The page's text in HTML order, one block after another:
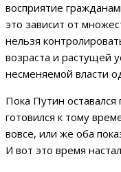
восприятие
это зависит от
нельзя
возраста и растущей
несменяемой власти
Пока Путин
готовился к тому
вовсе, или же оба
И вот это время